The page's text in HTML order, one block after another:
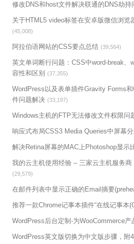
修改DNS和host文件解决联通的DNS劫持
关于HTML5 video标签在安卓版微信浏览
(45,008)
阿拉伯语网站的CSS要点总结 (39,564)
英文单词断行问题：CSS中word-break、
容性和区别
(37,355)
WordPress以及表单插件Gravity Forms
件问题解决 (33,197)
Windows主机的FTP无法修改文件权限问
响应式布局CSS3 Media Queries中屏幕
解决Retina屏幕的MAC上Photoshop显示
我的云主机使用经验 – 三家云主机服务
(29,579)
在邮件列表中显示正确的Email摘要
推荐一款Chrome记事本插件“在线记事本
WordPress后台定制-为WooCommerce产
WordPress英文版切换为中文版步骤，附